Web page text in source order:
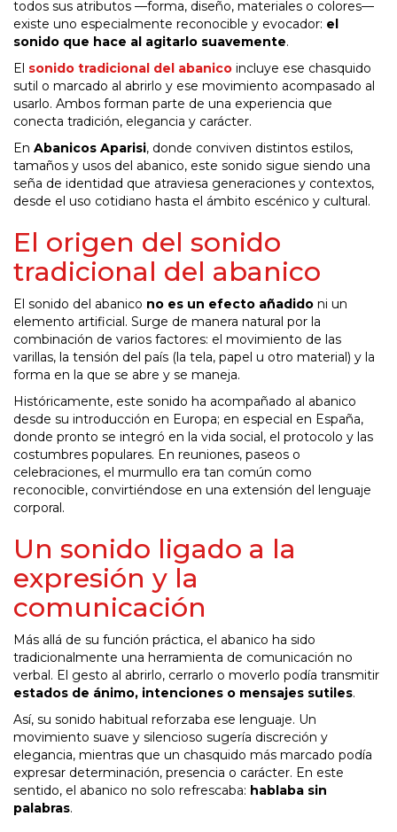
todos sus atributos —forma, diseño, materiales o colores—
existe uno especialmente reconocible y evocador: el
sonido que hace al agitarlo suavemente.
El sonido tradicional del abanico incluye ese chasquido
sutil o marcado al abrirlo y ese movimiento acompasado al
usarlo. Ambos forman parte de una experiencia que
conecta tradición, elegancia y carácter.
En Abanicos Aparisi, donde conviven distintos estilos,
tamaños y usos del abanico, este sonido sigue siendo una
seña de identidad que atraviesa generaciones y contextos,
desde el uso cotidiano hasta el ámbito escénico y cultural.
El origen del sonido
tradicional del abanico
El sonido del abanico no es un efecto añadido ni un
elemento artificial. Surge de manera natural por la
combinación de varios factores: el movimiento de las
varillas, la tensión del país (la tela, papel u otro material) y la
forma en la que se abre y se maneja.
Históricamente, este sonido ha acompañado al abanico
desde su introducción en Europa; en especial en España,
donde pronto se integró en la vida social, el protocolo y las
costumbres populares. En reuniones, paseos o
celebraciones, el murmullo era tan común como
reconocible, convirtiéndose en una extensión del lenguaje
corporal.
Un sonido ligado a la
expresión y la
comunicación
Más allá de su función práctica, el abanico ha sido
tradicionalmente una herramienta de comunicación no
verbal. El gesto al abrirlo, cerrarlo o moverlo podía transmitir
estados de ánimo, intenciones o mensajes sutiles.
Así, su sonido habitual reforzaba ese lenguaje. Un
movimiento suave y silencioso sugería discreción y
elegancia, mientras que un chasquido más marcado podía
expresar determinación, presencia o carácter. En este
sentido, el abanico no solo refrescaba: hablaba sin
palabras.